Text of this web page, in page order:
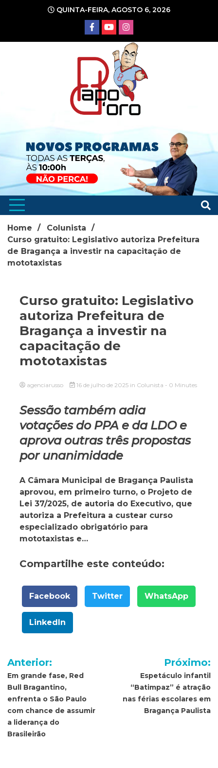
conteúdo
QUINTA-FEIRA, AGOSTO 6, 2026
Home
Colunista
Curso gratuito: Legislativo autoriza Prefeitura
de Bragança a investir na capacitação de
mototaxistas
Curso gratuito: Legislativo
autoriza Prefeitura de
Bragança a investir na
capacitação de
mototaxistas
agenciarusso 16 de julho de 2025 in Colunista - 0 Minutes
Sessão também adia
votações do PPA e da LDO e
aprova outras três propostas
por unanimidade
A Câmara Municipal de Bragança Paulista
aprovou, em primeiro turno, o Projeto de
Lei 37/2025, de autoria do Executivo, que
autoriza a Prefeitura a custear curso
especializado obrigatório para
mototaxistas e…
Compartilhe este conteúdo:
Facebook Twitter WhatsApp
LinkedIn
Navegação
de
Post
Anterior:
Em grande fase, Red
Bull Bragantino,
enfrenta o São Paulo
com chance de assumir
a liderança do
Brasileirão
Próximo:
Espetáculo infantil
“Batimpaz” é atração
nas férias escolares em
Bragança Paulista